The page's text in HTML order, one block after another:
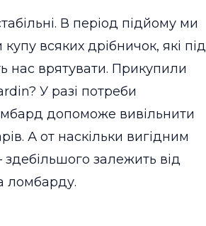
В період підйому ми
всяких дрібничок, які під
нас врятувати. Прикупили
У разі потреби
допоможе вивільнити
А от наскільки вигідним
здебільшого залежить від
ломбарду.